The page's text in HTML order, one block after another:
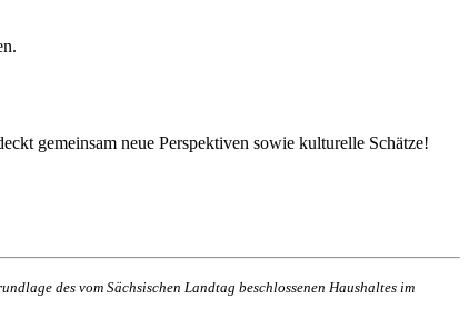
gemeinsam neue Perspektiven sowie kulturelle Schätze!
des vom Sächsischen Landtag beschlossenen Haushaltes im